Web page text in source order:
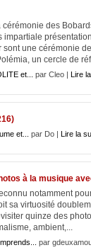
des
sont une cérémonie
un cercle de
et... par Cleo | Lire la
et... par Do | Lire la
à la musique
notamment
sa virtuosité
quinze des
ambient,...
par